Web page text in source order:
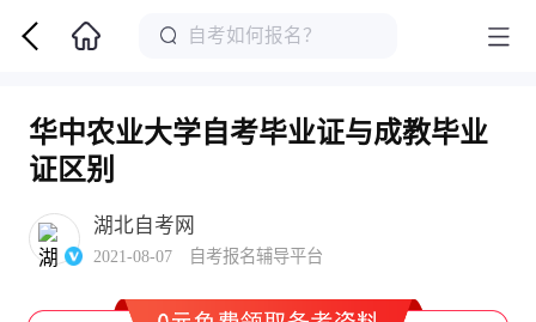
华中农业大学自考毕业证与成教毕业
证区别
湖北自考网
2021-08-07 自考报名辅导平台